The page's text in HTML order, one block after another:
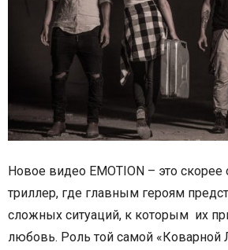
Новое видео EMOTION – это
триллер, где главным героям
сложных ситуаций, к которым их
любовь. Роль той самой «Коварной